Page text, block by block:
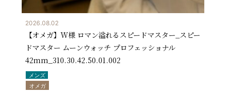
2026.08.02
【オメガ】W様 ロマン溢れるスピードマスター_スピー
ドマスター ムーンウォッチ プロフェッショナル
42mm_310.30.42.50.01.002
メンズ
オメガ